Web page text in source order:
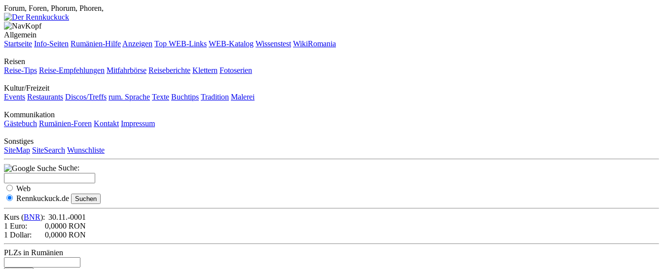
Forum, Foren, Phorum, Phoren,
Allgemein
Startseite Info-Seiten Rumänien-Hilfe Anzeigen Top WEB-Links WEB-Katalog Wissenstest WikiRomania
Reisen
Reise-Tips Reise-Empfehlungen Mitfahrbörse Reiseberichte Klettern Fotoserien
Kultur/Freizeit
Events Restaurants Discos/Treffs rum. Sprache Texte Buchtips Tradition Malerei
Kommunikation
Gästebuch Rumänien-Foren Kontakt Impressum
Sonstiges
SiteMap SiteSearch Wunschliste
Suche:
Web
Rennkuckuck.de
Kurs (BNR): 30.11.-0001
1 Euro:
0,0000 RON
1 Dollar:
0,0000 RON
PLZs in Rumänien